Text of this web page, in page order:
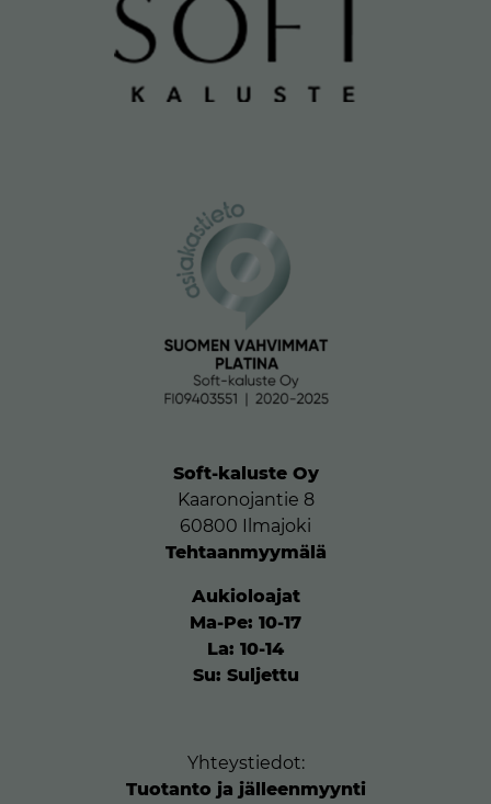
Soft-kaluste Oy
Kaaronojantie 8
60800 Ilmajoki
Tehtaanmyymälä
Aukioloajat
Ma-Pe: 10-17
La: 10-14
Su: Suljettu
Yhteystiedot:
Tuotanto ja jälleenmyynti